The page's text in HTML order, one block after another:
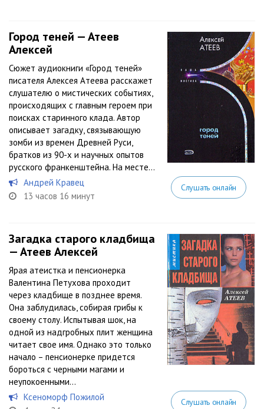
Город теней — Атеев
Алексей
Сюжет аудиокниги «Город теней»
писателя Алексея Атеева расскажет
слушателю о мистических событиях,
происходящих с главным героем при
поисках старинного клада. Автор
описывает загадку, связывающую
зомби из времен Древней Руси,
братков из 90-х и научных опытов
русского франкенштейна. На месте...
Андрей Кравец
13 часов 16 минут
Слушать онлайн
Загадка старого кладбища
— Атеев Алексей
Ярая атеистка и пенсионерка
Валентина Петухова проходит
через кладбище в позднее время.
Она заблудилась, собирая грибы к
своему столу. Испытывая шок, на
одной из надгробных плит женщина
читает свое имя. Однако это только
начало – пенсионерке придется
бороться с черными магами и
неупокоенными...
Ксеноморф Пожилой
Слушать онлайн